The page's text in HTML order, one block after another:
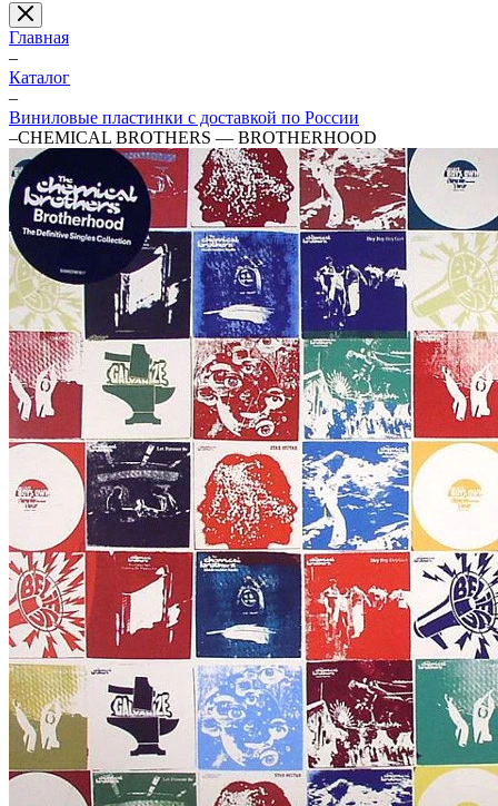
Главная
–
Каталог
–
Виниловые пластинки с доставкой по России
–CHEMICAL BROTHERS — BROTHERHOOD